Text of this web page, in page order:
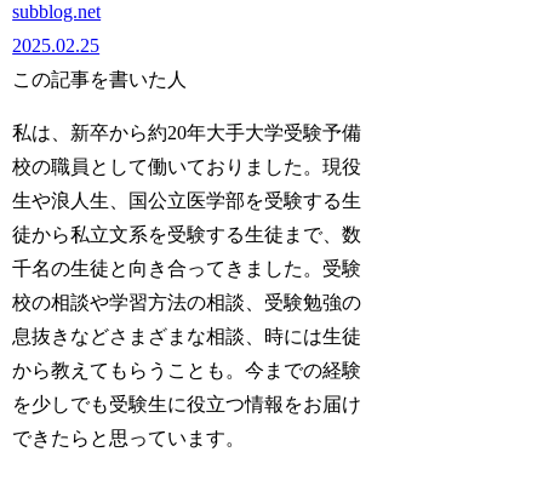
subblog.net
2025.02.25
この記事を書いた人
私は、新卒から約20年大手大学受験予備
校の職員として働いておりました。現役
生や浪人生、国公立医学部を受験する生
徒から私立文系を受験する生徒まで、数
千名の生徒と向き合ってきました。受験
校の相談や学習方法の相談、受験勉強の
息抜きなどさまざまな相談、時には生徒
から教えてもらうことも。今までの経験
を少しでも受験生に役立つ情報をお届け
できたらと思っています。